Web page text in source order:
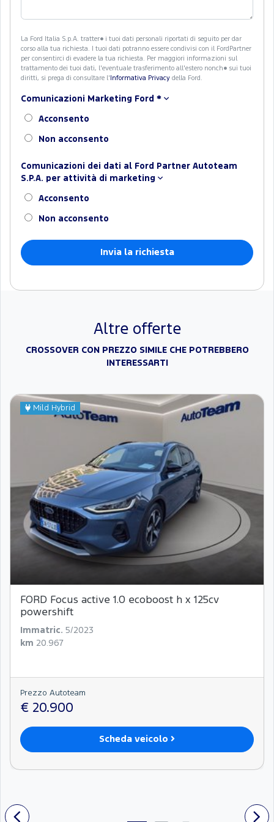
La Ford Italia S.p.A. tratter� i tuoi dati personali riportati di seguito per dar
corso alla tua richiesta. I tuoi dati potranno essere condivisi con il FordPartner
per consentirci di evadere la tua richiesta. Per maggiori informazioni sul
trattamento dei tuoi dati, l'eventuale trasferimento all'estero nonch� sui tuoi
diritti, si prega di consultare l' Informativa Privacy della Ford.
Comunicazioni Marketing Ford *
Acconsento
Non acconsento
Comunicazioni dei dati al Ford Partner Autoteam
S.P.A. per attività di marketing
Acconsento
Non acconsento
Altre offerte
CROSSOVER CON PREZZO SIMILE CHE POTREBBERO
INTERESSARTI
Mild Hybrid
FORD Focus active 1.0 ecoboost h x 125cv
powershift
Immatric.
5/2023
km 20.967
Prezzo Autoteam
€ 20.900
Scheda veicolo